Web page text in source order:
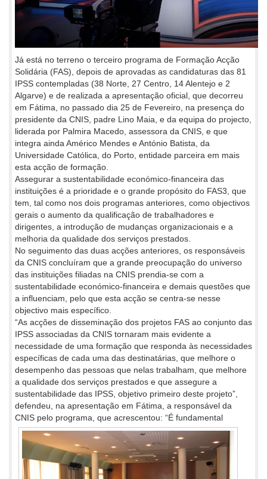
Já está no terreno o terceiro programa de Formação Acção
Solidária (FAS), depois de aprovadas as candidaturas das 81
IPSS contempladas (38 Norte, 27 Centro, 14 Alentejo e 2
Algarve) e de realizada a apresentação oficial, que decorreu
em Fátima, no passado dia 25 de Fevereiro, na presença do
presidente da CNIS, padre Lino Maia, e da equipa do projecto,
liderada por Palmira Macedo, assessora da CNIS, e que
integra ainda Américo Mendes e António Batista, da
Universidade Católica, do Porto, entidade parceira em mais
esta acção de formação.
Assegurar a sustentabilidade económico-financeira das
instituições é a prioridade e o grande propósito do FAS3, que
tem, tal como nos dois programas anteriores, como objectivos
gerais o aumento da qualificação de trabalhadores e
dirigentes, a introdução de mudanças organizacionais e a
melhoria da qualidade dos serviços prestados.
No seguimento das duas acções anteriores, os responsáveis
da CNIS concluíram que a grande preocupação do universo
das instituições filiadas na CNIS prendia-se com a
sustentabilidade económico-financeira e demais questões que
a influenciam, pelo que esta acção se centra-se nesse
objectivo mais específico.
“As acções de disseminação dos projetos FAS ao conjunto das
IPSS associadas da CNIS tornaram mais evidente a
necessidade de uma formação que responda às necessidades
específicas de cada uma das destinatárias, que melhore o
desempenho das pessoas que nelas trabalham, que melhore
a qualidade dos serviços prestados e que assegure a
sustentabilidade das IPSS, objetivo primeiro deste projeto”,
defendeu, na apresentação em Fátima, a responsável da
CNIS pelo programa, que acrescentou: “É fundamental